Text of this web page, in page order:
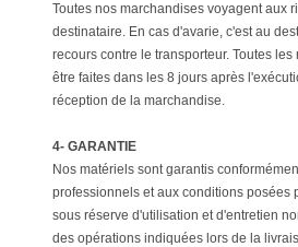
Toutes nos marchandises voyagent aux
destinataire. En cas d'avarie, c'est au
recours contre le transporteur. Toutes
être faites dans les 8 jours après
réception de la marchandise.
4- GARANTIE
Nos matériels sont garantis
professionnels et aux conditions posées
sous réserve d'utilisation et d'entretien
des opérations indiquées lors de la